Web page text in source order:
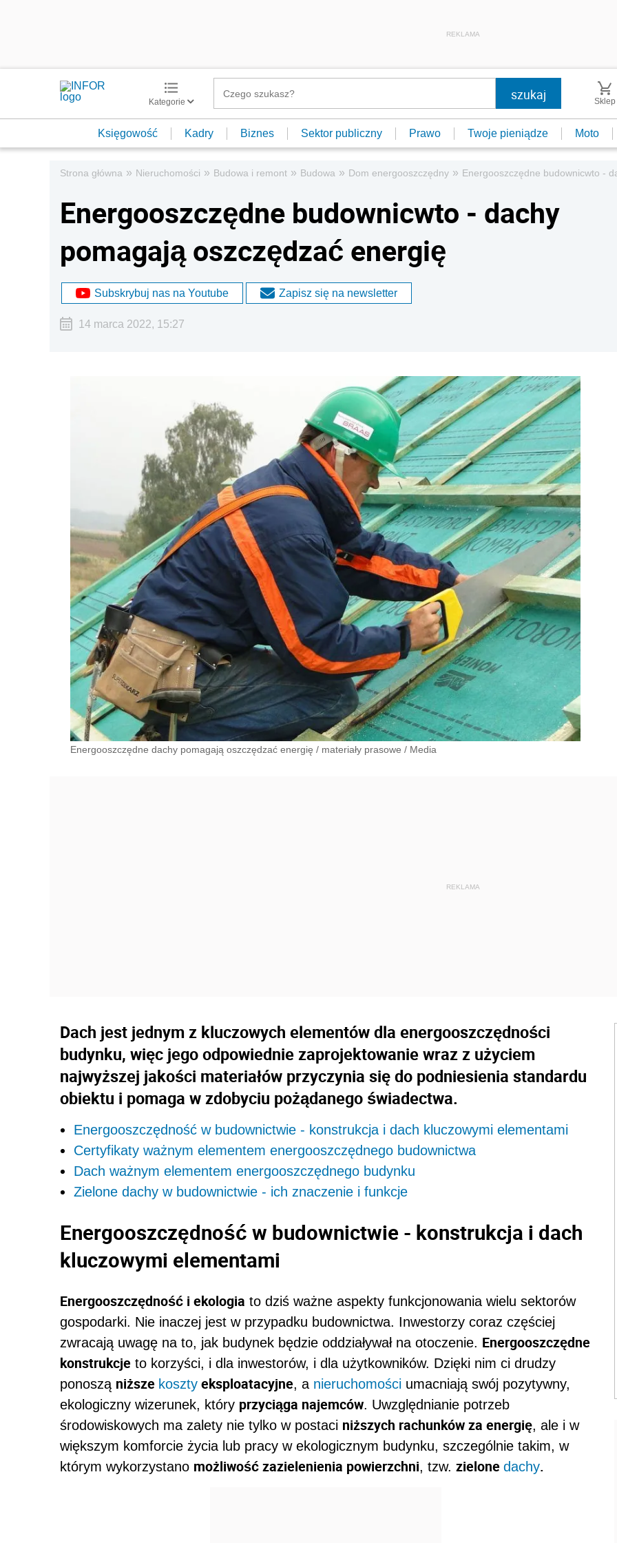
REKLAMA
Kategorie Sklep
Księgowość Kadry Biznes Sektor publiczny Prawo Twoje pieniądze Moto
Strona główna » Nieruchomości » Budowa i remont » Budowa » Dom energooszczędny » Energooszczędne budownicwto -
Energooszczędne budownicwto - dachy
pomagają oszczędzać energię
Subskrybuj nas na Youtube Zapisz się na newsletter
14 marca 2022, 15:27
Energooszczędne dachy pomagają oszczędzać energię / materiały prasowe / Media
Dach jest jednym z kluczowych elementów dla energooszczędności
budynku, więc jego odpowiednie zaprojektowanie wraz z użyciem
najwyższej jakości materiałów przyczynia się do podniesienia standardu
obiektu i pomaga w zdobyciu pożądanego świadectwa.
Energooszczędność w budownictwie - konstrukcja i dach kluczowymi elementami
Certyfikaty ważnym elementem energooszczędnego budownictwa
Dach ważnym elementem energooszczędnego budynku
Zielone dachy w budownictwie - ich znaczenie i funkcje
Energooszczędność w budownictwie - konstrukcja i dach
kluczowymi elementami
Energooszczędność i ekologia to dziś ważne aspekty funkcjonowania wielu sektorów
gospodarki. Nie inaczej jest w przypadku budownictwa. Inwestorzy coraz częściej
zwracają uwagę na to, jak budynek będzie oddziaływał na otoczenie. Energooszczędne
konstrukcje to korzyści, i dla inwestorów, i dla użytkowników. Dzięki nim ci drudzy
ponoszą niższe koszty eksploatacyjne, a nieruchomości umacniają swój pozytywny,
ekologiczny wizerunek, który przyciąga najemców. Uwzględnianie potrzeb
środowiskowych ma zalety nie tylko w postaci niższych rachunków za energię, ale i w
większym komforcie życia lub pracy w ekologicznym budynku, szczególnie takim, w
którym wykorzystano możliwość zazielenienia powierzchni, tzw. zielone dachy.